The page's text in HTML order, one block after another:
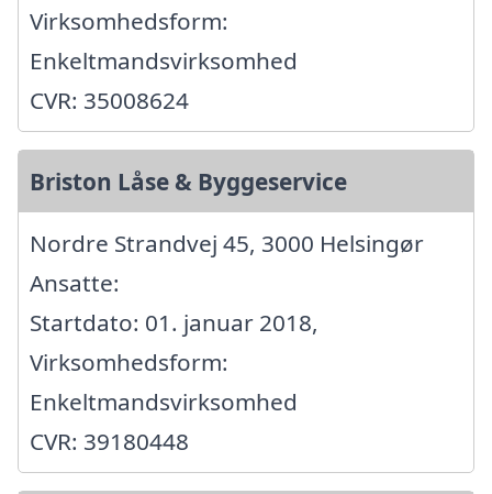
Virksomhedsform:
Enkeltmandsvirksomhed
CVR: 35008624
Briston Låse & Byggeservice
Nordre Strandvej 45, 3000 Helsingør
Ansatte:
Startdato: 01. januar 2018,
Virksomhedsform:
Enkeltmandsvirksomhed
CVR: 39180448